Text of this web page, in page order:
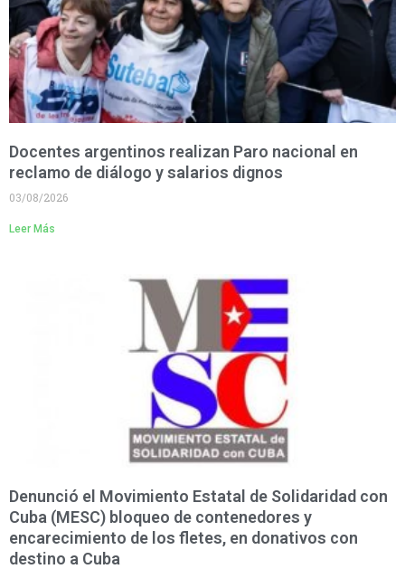
Docentes argentinos realizan Paro nacional en
reclamo de diálogo y salarios dignos
03/08/2026
Leer Más
Denunció el Movimiento Estatal de Solidaridad con
Cuba (MESC) bloqueo de contenedores y
encarecimiento de los fletes, en donativos con
destino a Cuba